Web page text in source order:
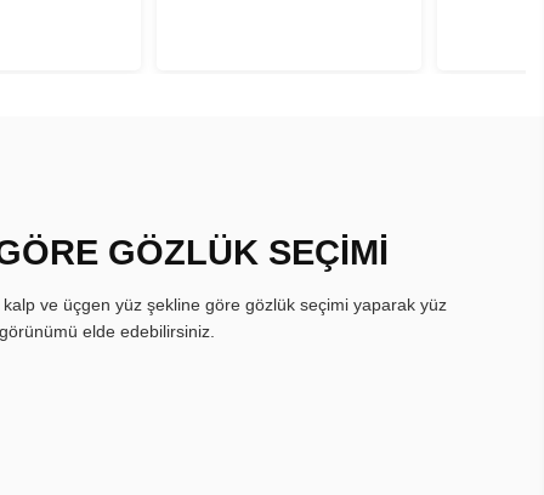
GÖZLÜK SEÇİMİ
ve üçgen yüz şekline göre gözlük seçimi yaparak yüz
elde edebilirsiniz.